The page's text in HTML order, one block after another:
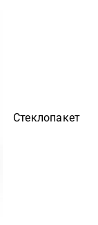
Стеклопакет